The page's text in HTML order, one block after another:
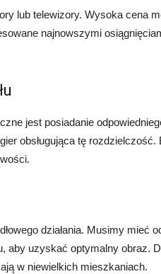
lub telewizory. Wysoka cena
najnowszymi
jest posiadanie
obsługująca tę rozdzielczość.
działania. Musimy mieć
aby uzyskać optymalny obraz.
w niewielkich mieszkaniach.